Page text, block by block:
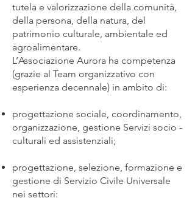
tutela e valorizzazione della comunità,
della persona, della natura, del
patrimonio culturale, ambientale ed
agroalimentare.
L’Associazione Aurora ha competenza
(grazie al Team organizzativo con
esperienza decennale) in ambito di:
progettazione sociale, coordinamento,
organizzazione, gestione Servizi socio -
culturali ed assistenziali;
progettazione, selezione, formazione e
gestione di Servizio Civile Universale
nei settori: